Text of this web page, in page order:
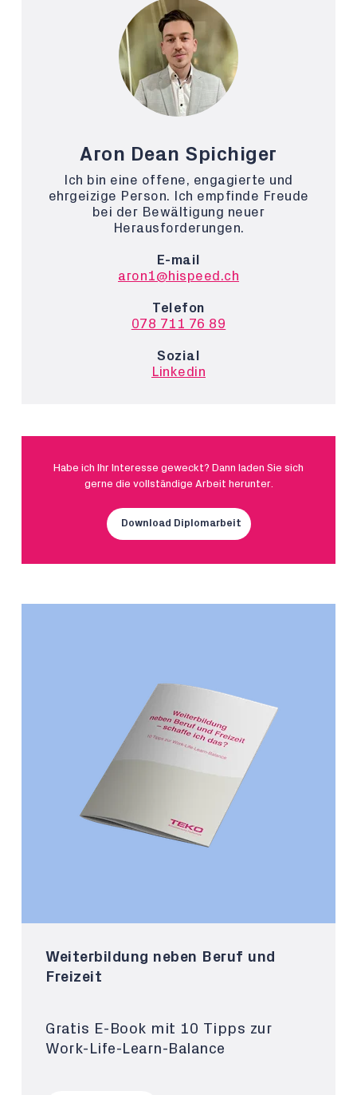
Aron Dean Spichiger
Ich bin eine offene, engagierte und
ehrgeizige Person. Ich empfinde Freude
bei der Bewältigung neuer
Herausforderungen.
E-mail
aron1@hispeed.ch
Telefon
078 711 76 89
Sozial
Linkedin
Habe ich Ihr Interesse geweckt? Dann laden Sie sich
gerne die vollständige Arbeit herunter.
Download Diplomarbeit
Weiterbildung neben Beruf und
Freizeit
Gratis E-Book mit 10 Tipps zur
Work-Life-Learn-Balance